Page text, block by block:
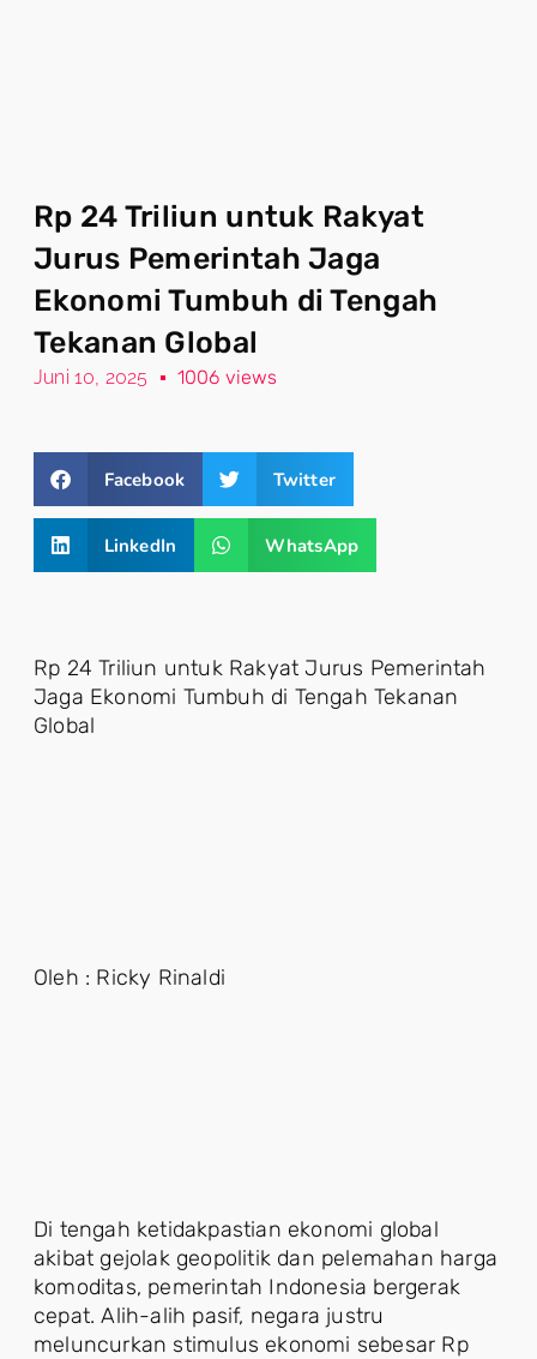
Rp 24 Triliun untuk Rakyat
Jurus Pemerintah Jaga
Ekonomi Tumbuh di Tengah
Tekanan Global
Juni 10, 2025 1006 views
Facebook Twitter
LinkedIn WhatsApp
Rp 24 Triliun untuk Rakyat Jurus Pemerintah
Jaga Ekonomi Tumbuh di Tengah Tekanan
Global
Oleh : Ricky Rinaldi
Di tengah ketidakpastian ekonomi global
akibat gejolak geopolitik dan pelemahan harga
komoditas, pemerintah Indonesia bergerak
cepat. Alih-alih pasif, negara justru
meluncurkan stimulus ekonomi sebesar Rp